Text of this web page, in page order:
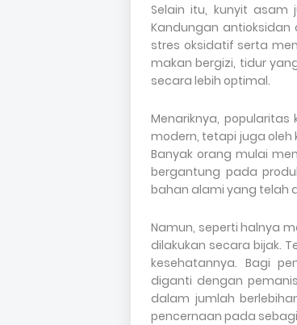
Selain itu, kunyit
Kandungan
stres oksidatif serta
makan bergizi, tidur
secara lebih optimal.
Menariknya,
modern, tetapi juga
Banyak orang mulai
bergantung pada
bahan alami yang telah
Namun, seperti halnya
dilakukan secara bijak.
kesehatannya. Bagi
diganti dengan
dalam jumlah
pencernaan pada